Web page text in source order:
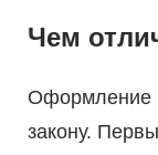
Чем
Оформление
закону.